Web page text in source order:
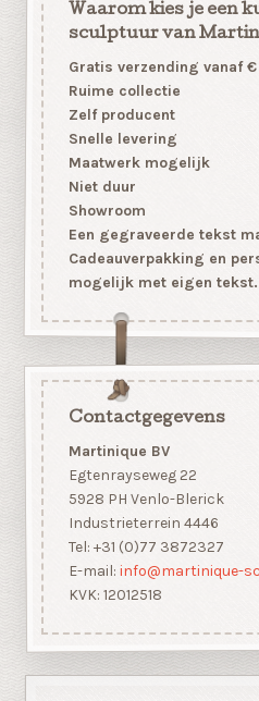
Waarom kies je een
sculptuur van
Gratis verzending vanaf
Ruime collectie
Zelf producent
Snelle levering
Maatwerk mogelijk
Niet duur
Showroom
Een gegraveerde tekst
Cadeauverpakking en
mogelijk met eigen tekst.
Contactgegevens
Martinique BV
Egtenrayseweg 22
5928 PH Venlo-Blerick
Industrieterrein 4446
Tel: +31 (0)77 3872327
E-mail: info@martinique-
KVK: 12012518